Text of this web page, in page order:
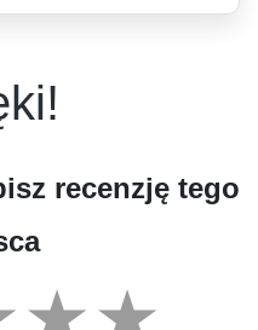
recenzję tego